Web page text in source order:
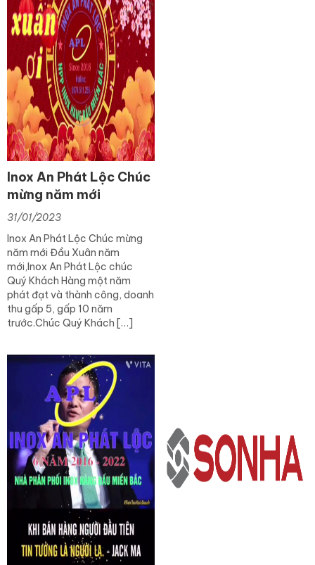
Inox An Phát Lộc Chúc
mừng năm mới
31/01/2023
Inox An Phát Lộc Chúc mừng
năm mới Đầu Xuân năm
mới,Inox An Phát Lộc chúc
Quý Khách Hàng một năm
phát đạt và thành công, doanh
thu gấp 5, gấp 10 năm
trước.Chúc Quý Khách […]